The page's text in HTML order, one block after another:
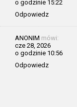
o godzinie 15:22
Odpowiedz
ANONIM mówi:
cze 28, 2026
o godzinie 10:56
Odpowiedz